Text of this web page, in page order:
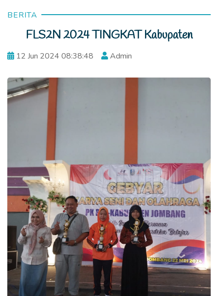
BERITA
FLS2N 2024 TINGKAT Kabupaten
12 Jun 2024 08:38:48 Admin